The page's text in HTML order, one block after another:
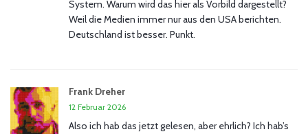
System. Warum wird das hier als Vorbild dargestellt?
Weil die Medien immer nur aus den USA berichten.
Deutschland ist besser. Punkt.
Frank Dreher
12 Februar 2026
Also ich hab das jetzt gelesen, aber ehrlich? Ich hab’s